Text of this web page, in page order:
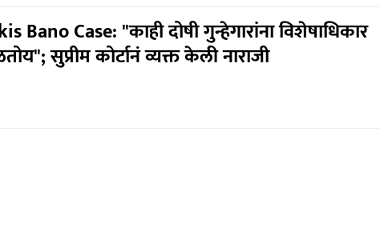
Bano Case: "काही दोषी गुन्हेगारांना विशेषाधिकार
सुप्रीम कोर्टानं व्यक्त केली नाराजी